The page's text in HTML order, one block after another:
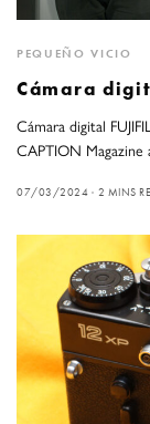
PEQUEÑO VICIO
Cámara
Cámara digital
CAPTION
07/03/2024 2 MINS